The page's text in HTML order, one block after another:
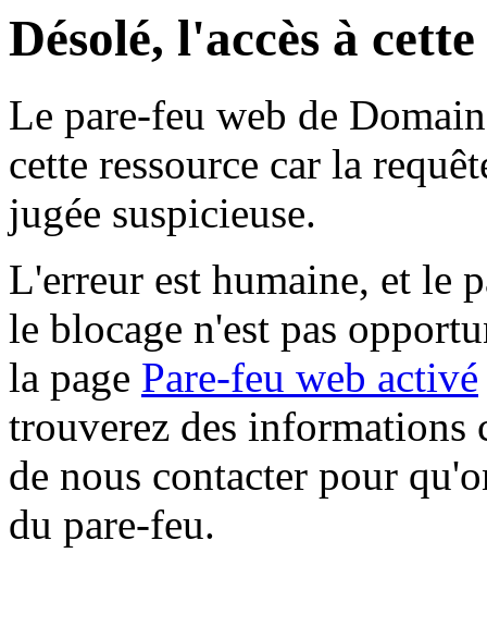
Désolé, l'accès à
Le pare-feu web de
cette ressource car la
jugée suspicieuse.
L'erreur est humaine, et le
le blocage n'est pas
la page Pare-feu web activé
trouverez des informations
de nous contacter pour
du pare-feu.